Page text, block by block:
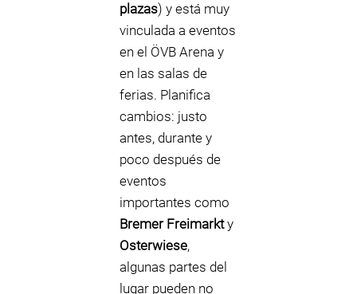
plazas) y está muy
vinculada a eventos
en el ÖVB Arena y
en las salas de
ferias. Planifica
cambios: justo
antes, durante y
poco después de
eventos
importantes como
Bremer Freimarkty
Osterwiese,
algunas partes del
lugar pueden no